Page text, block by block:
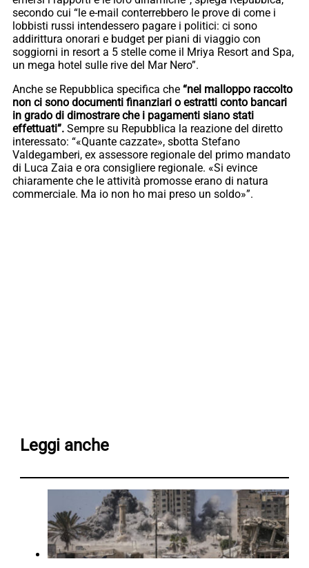
secondo cui “le e-mail conterrebbero le prove di come i
lobbisti russi intendessero pagare i politici: ci sono
addirittura onorari e budget per piani di viaggio con
soggiorni in resort a 5 stelle come il Mriya Resort and Spa,
un mega hotel sulle rive del Mar Nero”.
Anche se Repubblica specifica che “nel malloppo raccolto
non ci sono documenti finanziari o estratti conto bancari
in grado di dimostrare che i pagamenti siano stati
effettuati”. Sempre su Repubblica la reazione del diretto
interessato: “«Quante cazzate», sbotta Stefano
Valdegamberi, ex assessore regionale del primo mandato
di Luca Zaia e ora consigliere regionale. «Si evince
chiaramente che le attività promosse erano di natura
commerciale. Ma io non ho mai preso un soldo»”.
Leggi anche